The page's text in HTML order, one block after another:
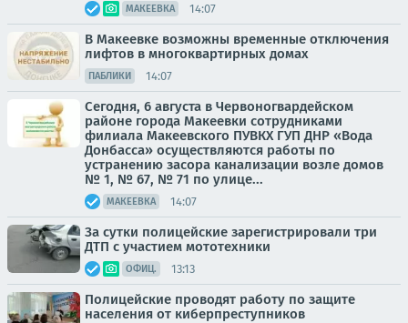
МАКЕЕВКА 14:07
В Макеевке возможны временные отключения
лифтов в многоквартирных домах
ПАБЛИКИ 14:07
Сегодня, 6 августа в Червоногвардейском
районе города Макеевки сотрудниками
филиала Макеевского ПУВКХ ГУП ДНР «Вода
Донбасса» осуществляются работы по
устранению засора канализации возле домов
№ 1, № 67, № 71 по улице...
МАКЕЕВКА 14:07
За сутки полицейские зарегистрировали три
ДТП с участием мототехники
ОФИЦ. 13:13
Полицейские проводят работу по защите
населения от киберпреступников